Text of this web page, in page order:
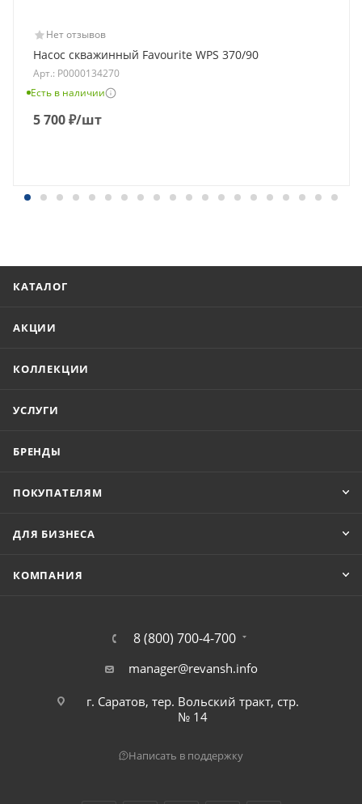
Нет отзывов
Насос скважинный Favourite WPS 370/90
Арт.: Р0000134270
Есть в наличии
5 700₽/шт
КАТАЛОГ
АКЦИИ
КОЛЛЕКЦИИ
УСЛУГИ
БРЕНДЫ
ПОКУПАТЕЛЯМ
ДЛЯ БИЗНЕСА
КОМПАНИЯ
8 (800) 700-4-700
manager@revansh.info
г. Саратов, тер. Вольский тракт, стр.
№ 14
Написать в поддержку